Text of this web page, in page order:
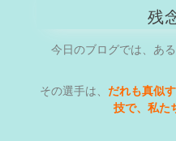
残
今日のブログでは、あ
その選手は、 だれも真似
技で、私た